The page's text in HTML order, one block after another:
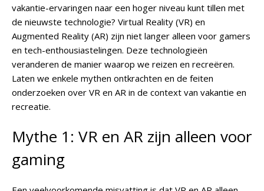
vakantie-ervaringen naar een hoger niveau kunt tillen met
de nieuwste technologie? Virtual Reality (VR) en
Augmented Reality (AR) zijn niet langer alleen voor gamers
en tech-enthousiastelingen. Deze technologieën
veranderen de manier waarop we reizen en recreëren.
Laten we enkele mythen ontkrachten en de feiten
onderzoeken over VR en AR in de context van vakantie en
recreatie.
Mythe 1: VR en AR zijn alleen voor
gaming